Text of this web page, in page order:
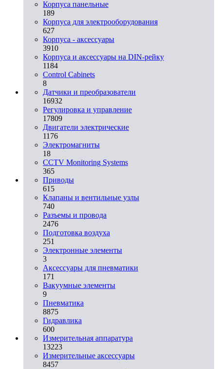
Корпуса панельные
189
Корпуса для электрооборудования
627
Корпуса - аксессуары
3910
Корпуса и аксессуары на DIN-рейку
1184
Control Cabinets
8
Датчики и преобразователи
16932
Регулировка и управление
17809
Двигатели электрические
1176
Электромагниты
18
CCTV Monitoring Systems
365
Приводы
615
Клапаны и вентильные узлы
740
Разъемы и провода
2476
Подготовка воздуха
251
Электронные элементы
3
Аксессуары для пневматики
171
Вакуумные элементы
9
Пневматика
8875
Гидравлика
600
Измерительная аппаратура
13223
Измерительные аксессуары
8457